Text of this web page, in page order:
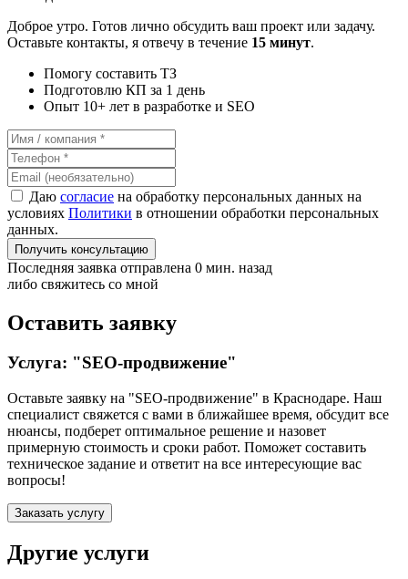
Доброе утро. Готов лично обсудить ваш проект или задачу.
Оставьте контакты, я отвечу в течение 15 минут.
Помогу составить ТЗ
Подготовлю КП за 1 день
Опыт 10+ лет в разработке и SEO
Даю согласие на обработку персональных данных на
условиях Политики в отношении обработки персональных
данных.
Получить консультацию
Последняя заявка отправлена 0 мин. назад
либо свяжитесь со мной
Оставить заявку
Услуга: "SEO-продвижение"
Оставьте заявку на "SEO-продвижение" в Краснодаре. Наш
специалист свяжется с вами в ближайшее время, обсудит все
нюансы, подберет оптимальное решение и назовет
примерную стоимость и сроки работ. Поможет составить
техническое задание и ответит на все интересующие вас
вопросы!
Заказать услугу
Другие услуги